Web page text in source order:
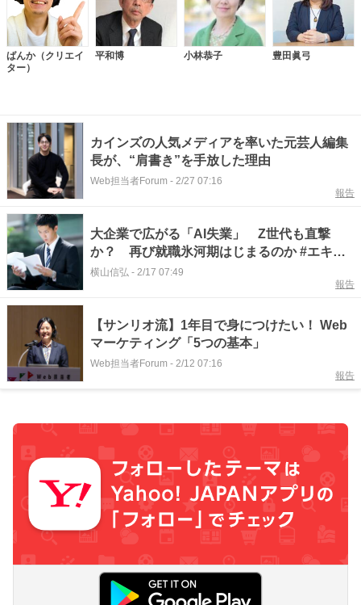
ばんか（クリエイ
ター）
平和博 小林恭子 豊田眞弓
カインズの人気メディアを率いた元芸人編集
長が、“肩書き”を手放した理由
Web担当者Forum - 2/27 07:16
報告
大企業で広がる「AI失業」 Z世代も直撃
か？ 再び就職氷河期はじまるのか #エキス
パートトピ
横山信弘 - 2/17 07:49
報告
【サンリオ流】1年目で身につけたい！ Web
マーケティング「5つの基本」
Web担当者Forum - 2/12 07:16
報告